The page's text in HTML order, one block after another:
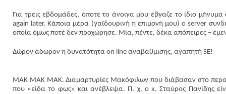
Για τρεις εβδομάδες, όποτε το άνοιγα μου έβγαζε το ίδιο
again later. Κάποια μέρα (γαϊδουρινή η επιμονή μου) ο server
οποία όμως ποτέ δεν προχώρησε. Μία, πέντε, δέκα απόπειρες –
Δώρον άδωρον η δυνατότητα on line αναβάθμισης, αγαπητή SE!
MAK MAK MAK. Διαμαρτυρίες Μακόφιλων που διάβασαν στο
που «είδα το φως» και ανέβλεψα. Π. χ. ο κ. Σταύρος Πανίδης